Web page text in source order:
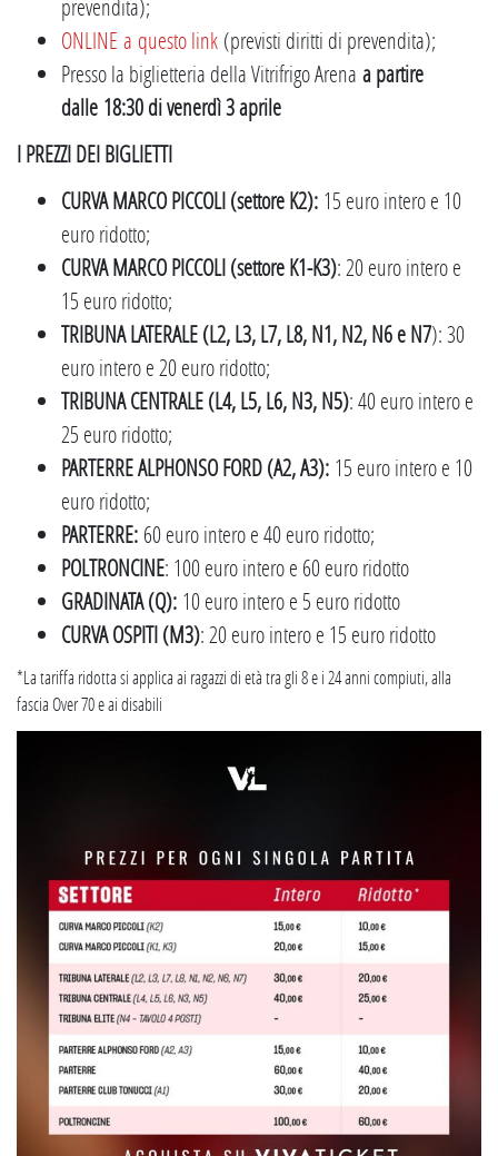
prevendita);
ONLINE a questo link (previsti diritti di prevendita);
Presso la biglietteria della Vitrifrigo Arena a partire
dalle 18:30 di venerdì 3 aprile
I PREZZI DEI BIGLIETTI
CURVA MARCO PICCOLI (settore K2): 15 euro intero e 10
euro ridotto;
CURVA MARCO PICCOLI (settore K1-K3): 20 euro intero e
15 euro ridotto;
TRIBUNA LATERALE (L2, L3, L7, L8, N1, N2, N6 e N7): 30
euro intero e 20 euro ridotto;
TRIBUNA CENTRALE (L4, L5, L6, N3, N5): 40 euro intero e
25 euro ridotto;
PARTERRE ALPHONSO FORD (A2, A3): 15 euro intero e 10
euro ridotto;
PARTERRE: 60 euro intero e 40 euro ridotto;
POLTRONCINE: 100 euro intero e 60 euro ridotto
GRADINATA (Q): 10 euro intero e 5 euro ridotto
CURVA OSPITI (M3): 20 euro intero e 15 euro ridotto
*La tariffa ridotta si applica ai ragazzi di età tra gli 8 e i 24 anni compiuti, alla
fascia Over 70 e ai disabili